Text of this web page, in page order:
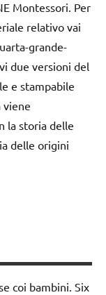
Montessori. Per
relativo vai
grande-
due versioni del
e stampabile
viene
la storia delle
delle origini
coi bambini. Six